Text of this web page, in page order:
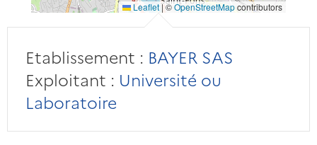
Leaflet|©OpenStreetMapcontributors
Etablissement : BAYER SAS
Exploitant : Université ou
Laboratoire